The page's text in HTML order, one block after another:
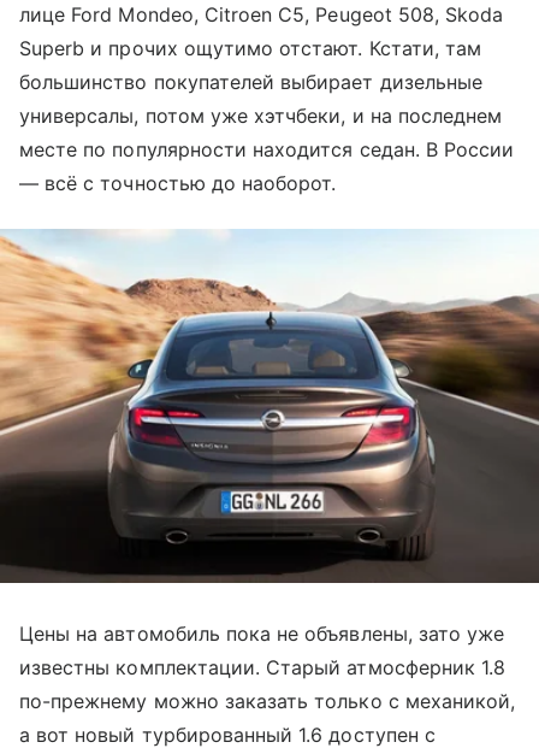
лице Ford Mondeo, Citroen C5, Peugeot 508, Skoda
Superb и прочих ощутимо отстают. Кстати, там
большинство покупателей выбирает дизельные
универсалы, потом уже хэтчбеки, и на последнем
месте по популярности находится седан. В России
— всё c точностью до наоборот.
Цены на автомобиль пока не объявлены, зато уже
известны комплектации. Старый атмосферник 1.8
по-прежнему можно заказать только с механикой,
а вот новый турбированный 1.6 доступен с